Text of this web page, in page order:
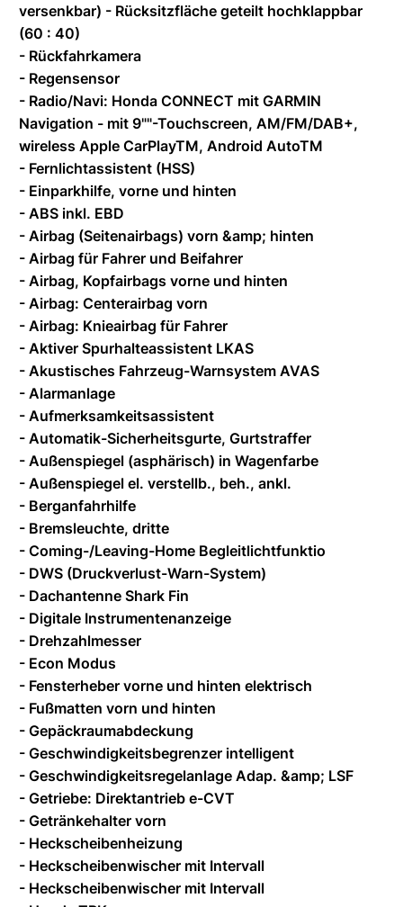
versenkbar) - Rücksitzfläche geteilt hochklappbar
(60 : 40)
- Rückfahrkamera
- Regensensor
- Radio/Navi: Honda CONNECT mit GARMIN
Navigation - mit 9""-Touchscreen, AM/FM/DAB+,
wireless Apple CarPlayTM, Android AutoTM
- Fernlichtassistent (HSS)
- Einparkhilfe, vorne und hinten
- ABS inkl. EBD
- Airbag (Seitenairbags) vorn &amp; hinten
- Airbag für Fahrer und Beifahrer
- Airbag, Kopfairbags vorne und hinten
- Airbag: Centerairbag vorn
- Airbag: Knieairbag für Fahrer
- Aktiver Spurhalteassistent LKAS
- Akustisches Fahrzeug-Warnsystem AVAS
- Alarmanlage
- Aufmerksamkeitsassistent
- Automatik-Sicherheitsgurte, Gurtstraffer
- Außenspiegel (asphärisch) in Wagenfarbe
- Außenspiegel el. verstellb., beh., ankl.
- Berganfahrhilfe
- Bremsleuchte, dritte
- Coming-/Leaving-Home Begleitlichtfunktio
- DWS (Druckverlust-Warn-System)
- Dachantenne Shark Fin
- Digitale Instrumentenanzeige
- Drehzahlmesser
- Econ Modus
- Fensterheber vorne und hinten elektrisch
- Fußmatten vorn und hinten
- Gepäckraumabdeckung
- Geschwindigkeitsbegrenzer intelligent
- Geschwindigkeitsregelanlage Adap. &amp; LSF
- Getriebe: Direktantrieb e-CVT
- Getränkehalter vorn
- Heckscheibenheizung
- Heckscheibenwischer mit Intervall
- Heckscheibenwischer mit Intervall